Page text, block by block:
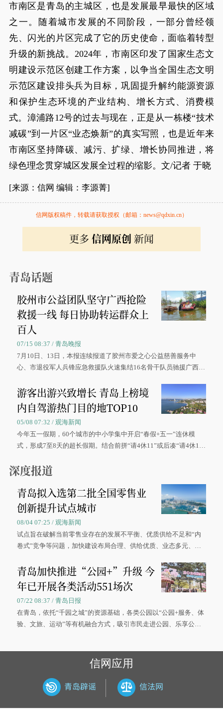
市南区是青岛的主城区，也是发展最早最快的区域
之一。随着城市发展的不同阶段，一部分曾经领
先、闪光的片区完成了它的历史使命，面临着转型
升级的新挑战。2024年，市南区印发了国家生态文
明建设示范区创建工作方案，以争当全国生态文明
示范区建设排头兵为目标，巩固提升解约能源资源
和保护生态环境的产业结构、增长方式、消费模
式。漳浦路12号的过去与现在，正是从一栋楼“技术
减碳”到一片区“业态焕新”的真实写照，也是近年来
市南区坚持降碳、减污、扩绿、增长协同推进，将
绿色理念贯穿城区发展全过程的缩影。文/记者 于晓
[来源：信网 编辑：李源菁]
信网版权稿件，转载请获取授权（邮箱：news@qdxin.cn）
更多 信网原创 新闻
青岛话题
胶州市公益团队坚守广西抢险
救援一线 每日协助转运群众上
百人
07/15 08:37 / 青岛晚报
7月10日、13日，本报连续报道了胶州市爱之心公益慈善服务中
心、市退役军人兵锋应急救援队火速集结16名骨干队员驰援广西灾
游客出游兴致增长 青岛上榜境
内自驾游热门目的地TOP10
05/08 07:32 / 观海新闻
今年五一假期，60个城市的中小学集中开启“春假+五一”连休模
式，形成7至8天的超长假期。结合前拼“请4休11”或后凑“请4休1
深度报道
青岛拟入选第二批全国零售业
创新提升试点城市
08/04 07:25 / 观海新闻
试点旨在破解当前零售业存在的发展不平衡、优质供给不足和“内
卷式”竞争等问题，加快建设布局合理、供给优质、业态多元、智
青岛加快推进“公园+”升级 今
年已开展各类活动551场次
07/22 08:37 / 青岛日报
在青岛，依托“千园之城”的资源基础，各类公园以“公园+服务、体
验、文旅、运动”等有机融合方式，吸引市民走进公园、乐享公
信网应用